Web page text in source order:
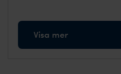
Visa mer